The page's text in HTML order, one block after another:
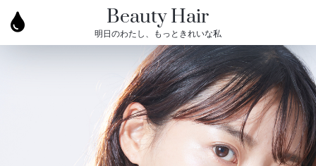
Beauty Hair
明日のわたし、もっときれいな私